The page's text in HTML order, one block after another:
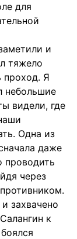
для
и
тяжело
проход. Я
небольшие
видели, где
Одна из
даже
проводить
через
захвачено
к